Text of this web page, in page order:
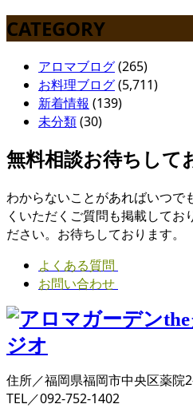
CATEGORY
アロマブログ(265)
お料理ブログ(5,711)
新着情報 (139)
未分類(30)
無料相談お待ちして
わからないことがあればいつで
くいただくご質問も掲載してお
ださい。お待ちしております。
よくある質問
お問い合わせ
住所／福岡県福岡市中央区薬
TEL／092-752-1402